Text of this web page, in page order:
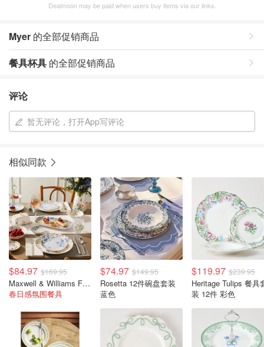
Dealmoon may be paid when users buy items via our links.
Myer 的全部促销商品
餐具杯具 的全部促销商品
评论
暂无评论，打开App写评论
相似同款
$84.97 $169.95
Maxwell & Williams Fluttering Meadow 12件餐具套装
春日感氛围餐具
$74.97 $149.95
Rosetta 12件碗盘套装
蓝色
$119.97 $239.95
Heritage Tulips 餐具
装 12件 彩色